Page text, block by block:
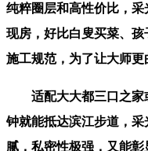
纯粹圈层和高性价比，
现房，好比白叟买菜、
施工规范，为了让大师更
适配大大都三口之家
钟就能抵达滨江步道，
腻，私密性极强，又能